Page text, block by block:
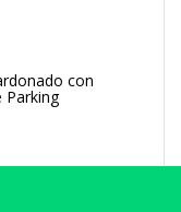
con
Parking